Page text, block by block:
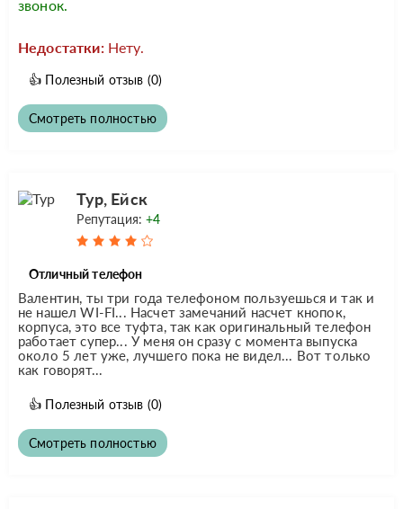
звонок.
Недостатки: Нету.
👍 Полезный отзыв (0)
Смотреть полностью
Тур, Ейск
Репутация:+4
Отличный телефон
Валентин, ты три года телефоном пользуешься и так и
не нашел WI-FI... Насчет замечаний насчет кнопок,
корпуса, это все туфта, так как оригинальный телефон
работает супер... У меня он сразу с момента выпуска
около 5 лет уже, лучшего пока не видел... Вот только
как говорят...
👍 Полезный отзыв (0)
Смотреть полностью